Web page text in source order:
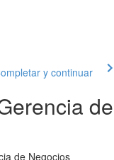
y continuar
de
de Negocios